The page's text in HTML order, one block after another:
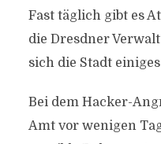
Fast täglich gibt es
die Dresdner
sich die Stadt
Bei dem Hacker-
Amt vor wenigen